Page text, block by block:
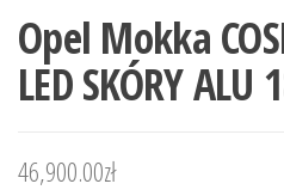
Opel Mokka
LED SKÓRY ALU
46,900.00zł